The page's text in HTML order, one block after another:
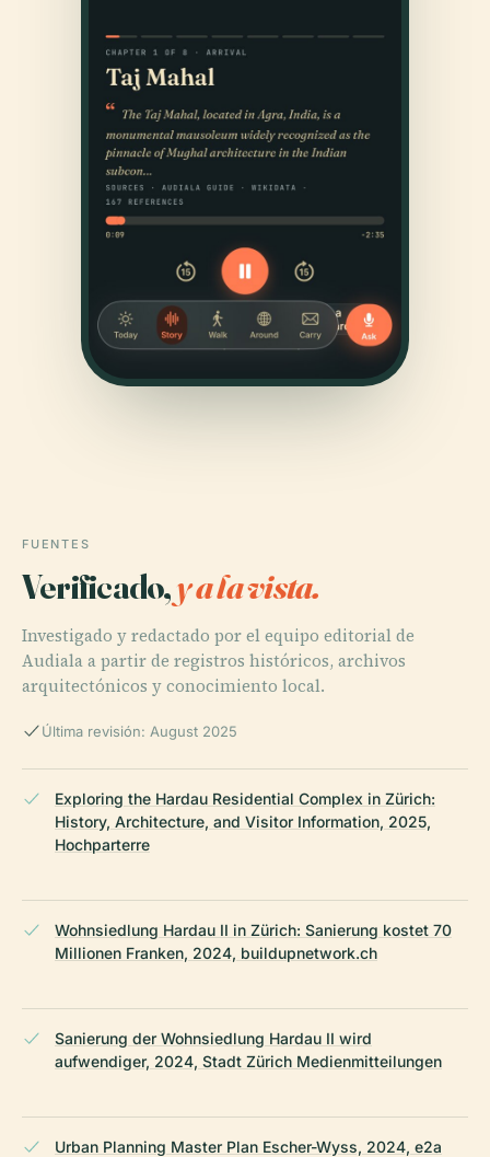
FUENTES
Verificado,y a la vista.
Investigado y redactado por el equipo editorial de
Audiala a partir de registros históricos, archivos
arquitectónicos y conocimiento local.
Última revisión: August 2025
Exploring the Hardau Residential Complex in Zürich:
History, Architecture, and Visitor Information, 2025,
Hochparterre
Wohnsiedlung Hardau II in Zürich: Sanierung kostet 70
Millionen Franken, 2024, buildupnetwork.ch
Sanierung der Wohnsiedlung Hardau II wird
aufwendiger, 2024, Stadt Zürich Medienmitteilungen
Urban Planning Master Plan Escher-Wyss, 2024, e2a